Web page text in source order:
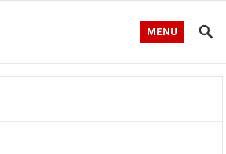
MENU